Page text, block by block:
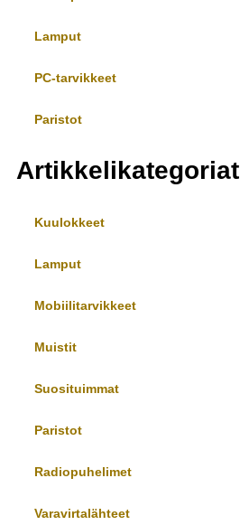
Lamput
PC-tarvikkeet
Paristot
Artikkelikategoriat
Kuulokkeet
Lamput
Mobiilitarvikkeet
Muistit
Suosituimmat
Paristot
Radiopuhelimet
Varavirtalähteet